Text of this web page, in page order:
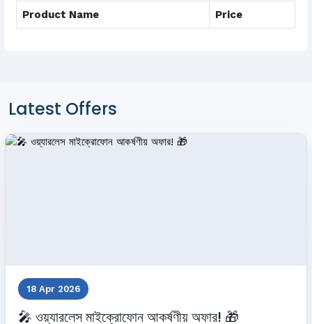
Product Name Price
Latest Offers
18 Apr 2026
🎤 ওয়্যারলেস মাইক্রোফোন আকর্ষণীয় অফার! 🎁